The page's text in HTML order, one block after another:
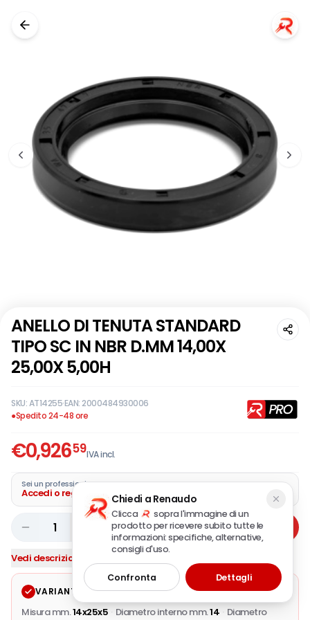
ANELLO DI TENUTA STANDARD
TIPO SC IN NBR D.MM 14,00X
25,00X 5,00H
SKU:AT14255·EAN:2000484930006
●Spedito 24-48 ore
€0,92659IVA incl.
Sei un professionista?
Accedi o registra la tua azienda
1 Aggiungi
Vedi descrizione completa
VARIANTE SELEZIONATA Modifica
Misura mm.14x25x5 · Diametro interno mm.14 · Diametro
Chiedi a Renaudo
Clicca
sopra l'immagine di un
prodotto per ricevere subito tutte le
informazioni: specifiche, alternative,
consigli d'uso.
Confronta Dettagli